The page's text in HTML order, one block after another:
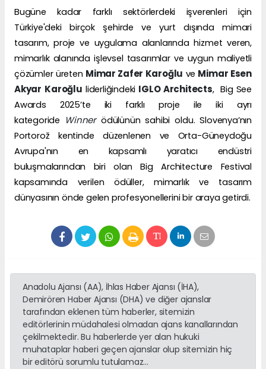
Bugüne kadar farklı sektörlerdeki işverenleri için
Türkiye'deki birçok şehirde ve yurt dışında mimari
tasarım, proje ve uygulama alanlarında hizmet veren,
mimarlık alanında işlevsel tasarımlar ve uygun maliyetli
çözümler üreten Mimar Zafer Karoğlu ve Mimar Esen
Akyar Karoğlu liderliğindeki IGLO Architects, Big See
Awards 2025’te iki farklı proje ile iki ayrı
kategoride Winnerödülünün sahibi oldu. Slovenya’nın
Portorož kentinde düzenlenen ve Orta-Güneydoğu
Avrupa'nın en kapsamlı yaratıcı endüstri
buluşmalarından biri olan Big Architecture Festival
kapsamında verilen ödüller, mimarlık ve tasarım
dünyasının önde gelen profesyonellerini bir araya getirdi.
Anadolu Ajansı (AA), İhlas Haber Ajansı (İHA),
Demirören Haber Ajansı (DHA) ve diğer ajanslar
tarafından eklenen tüm haberler, sitemizin
editörlerinin müdahalesi olmadan ajans kanallarından
çekilmektedir. Bu haberlerde yer alan hukuki
muhataplar haberi geçen ajanslar olup sitemizin hiç
bir editörü sorumlu tutulamaz...